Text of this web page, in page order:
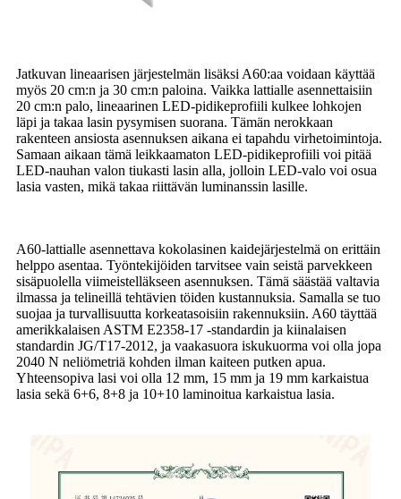
Jatkuvan lineaarisen järjestelmän lisäksi A60:aa voidaan käyttää
myös 20 cm:n ja 30 cm:n paloina. Vaikka lattialle asennettaisiin
20 cm:n palo, lineaarinen LED-pidikeprofiili kulkee lohkojen
läpi ja takaa lasin pysymisen suorana. Tämän nerokkaan
rakenteen ansiosta asennuksen aikana ei tapahdu virhetoimintoja.
Samaan aikaan tämä leikkaamaton LED-pidikeprofiili voi pitää
LED-nauhan valon tiukasti lasin alla, jolloin LED-valo voi osua
lasia vasten, mikä takaa riittävän luminanssin lasille.
A60-lattialle asennettava kokolasinen kaidejärjestelmä on erittäin
helppo asentaa. Työntekijöiden tarvitsee vain seistä parvekkeen
sisäpuolella viimeistelläkseen asennuksen. Tämä säästää valtavia
ilmassa ja telineillä tehtävien töiden kustannuksia. Samalla se tuo
suojaa ja turvallisuutta korkeatasoisiin rakennuksiin. A60 täyttää
amerikkalaisen ASTM E2358-17 -standardin ja kiinalaisen
standardin JG/T17-2012, ja vaakasuora iskukuorma voi olla jopa
2040 N neliömetriä kohden ilman kaiteen putken apua.
Yhteensopiva lasi voi olla 12 mm, 15 mm ja 19 mm karkaistua
lasia sekä 6+6, 8+8 ja 10+10 laminoitua karkaistua lasia.